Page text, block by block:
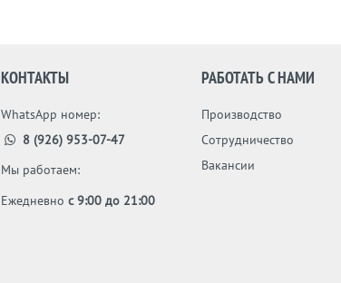
КОНТАКТЫ
WhatsApp номер:
8 (926) 953-07-47
Мы работаем:
Ежедневнос 9:00 до 21:00
РАБОТАТЬ С НАМИ
Производство
Сотрудничество
Вакансии